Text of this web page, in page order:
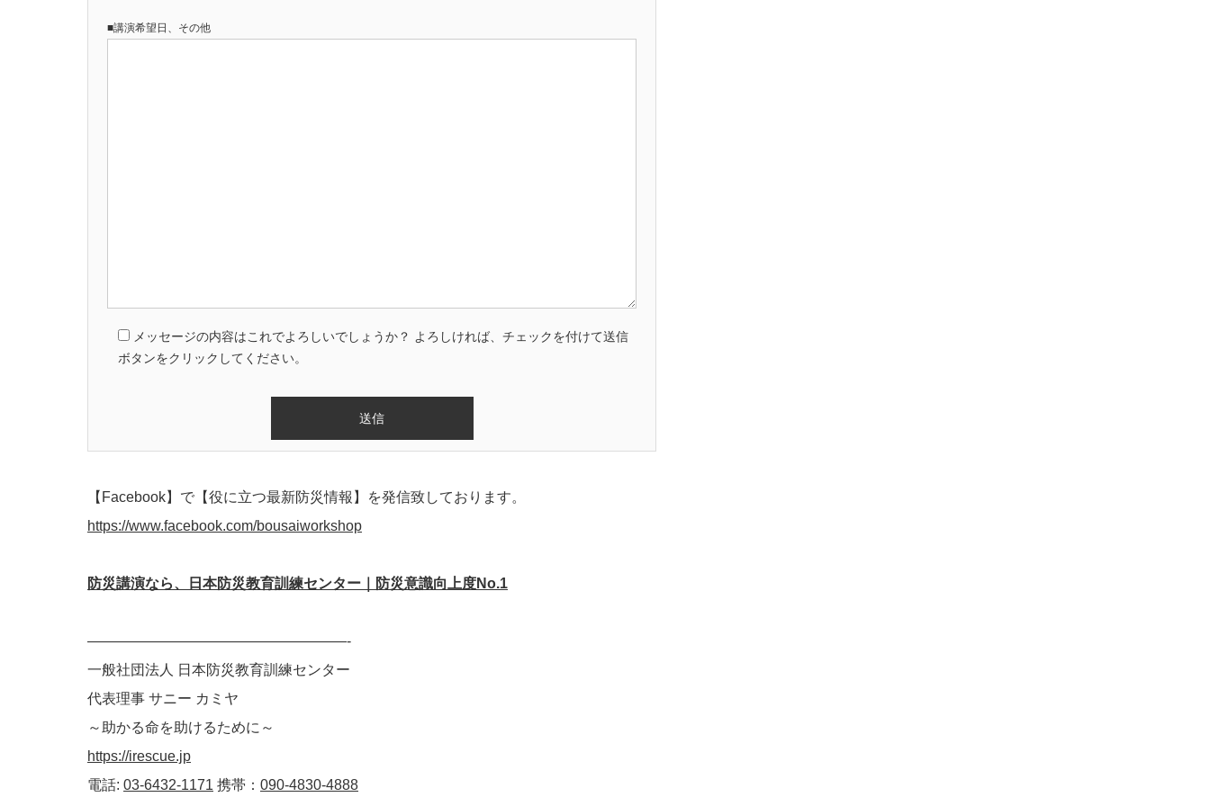
■講演希望日、その他
メッセージの内容はこれでよろしいでしょうか？ よろしければ、チェックを付けて送信
ボタンをクリックしてください。
【Facebook】で【役に立つ最新防災情報】を発信致しております。
https://www.facebook.com/bousaiworkshop
防災講演なら、日本防災教育訓練センター｜防災意識向上度No.1
——————————————————-
一般社団法人 日本防災教育訓練センター
代表理事 サニー カミヤ
～助かる命を助けるために～
https://irescue.jp
電話: 03-6432-1171 携帯： 090-4830-4888